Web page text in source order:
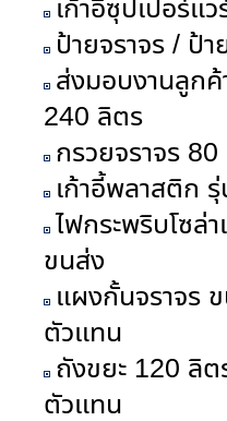
ป้ายจราจร / ป้า
ส่งมอบงานลูก
240 ลิตร
กรวยจราจร
เก้าอี้พลาสติก
ไฟกระพริบโซล่
ขนส่ง
แผงกั้นจราจร
ตัวแทน
ถังขยะ 120 ลิ
ตัวแทน